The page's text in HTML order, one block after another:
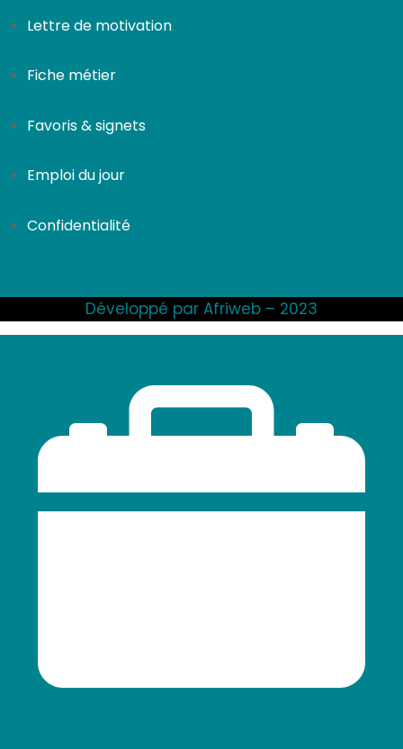
Lettre de motivation
Fiche métier
Favoris & signets
Emploi du jour
Confidentialité
Développé par Afriweb – 2023